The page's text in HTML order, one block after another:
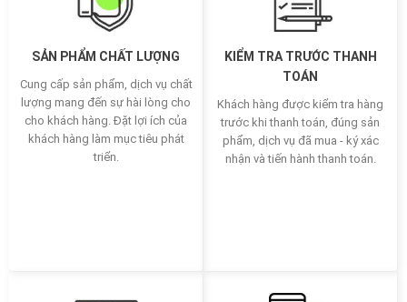
SẢN PHẨM CHẤT LƯỢNG
Cung cấp sản phẩm, dịch vụ chất
lượng mang đến sự hài lòng cho
cho khách hàng. Đặt lợi ích của
khách hàng làm mục tiêu phát
triển.
KIỂM TRA TRƯỚC THANH
TOÁN
Khách hàng được kiểm tra hàng
trước khi thanh toán, đúng sản
phẩm, dịch vụ đã mua - ký xác
nhận và tiến hành thanh toán.